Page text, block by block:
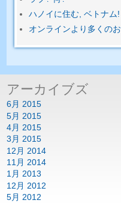
ハノイに住む, ベトナム!
オンラインより多くの
アーカイブズ
6月 2015
5月 2015
4月 2015
3月 2015
12月 2014
11月 2014
1月 2013
12月 2012
5月 2012